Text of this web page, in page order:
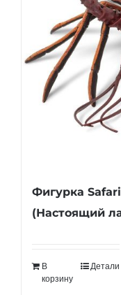
Фигурка
(Настоящий
В
корзину
Детали